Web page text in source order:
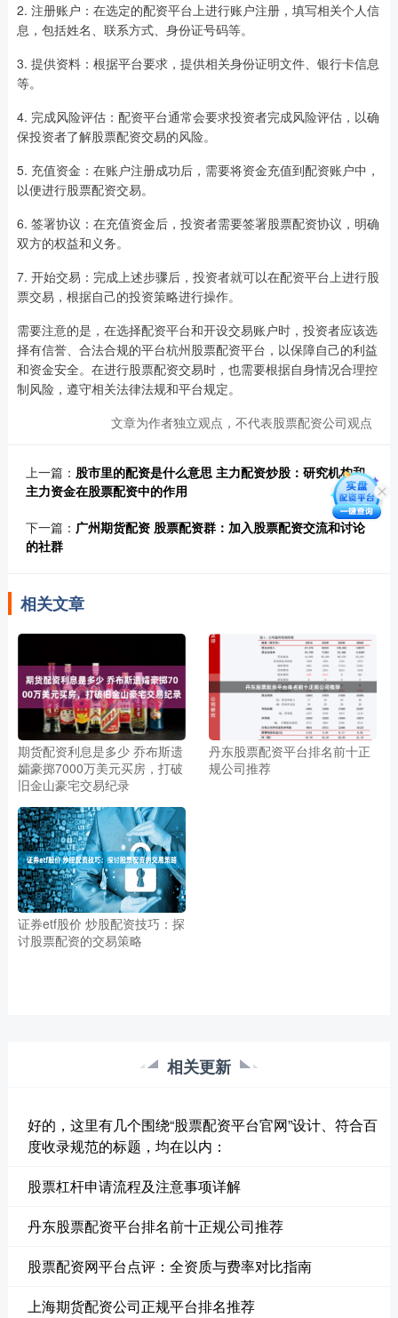
2. 注册账户：在选定的配资平台上进行账户注册，填写相关个人信
息，包括姓名、联系方式、身份证号码等。
3. 提供资料：根据平台要求，提供相关身份证明文件、银行卡信息
等。
4. 完成风险评估：配资平台通常会要求投资者完成风险评估，以确
保投资者了解股票配资交易的风险。
5. 充值资金：在账户注册成功后，需要将资金充值到配资账户中，
以便进行股票配资交易。
6. 签署协议：在充值资金后，投资者需要签署股票配资协议，明确
双方的权益和义务。
7. 开始交易：完成上述步骤后，投资者就可以在配资平台上进行股
票交易，根据自己的投资策略进行操作。
需要注意的是，在选择配资平台和开设交易账户时，投资者应该选
择有信誉、合法合规的平台杭州股票配资平台，以保障自己的利益
和资金安全。在进行股票配资交易时，也需要根据自身情况合理控
制风险，遵守相关法律法规和平台规定。
文章为作者独立观点，不代表股票配资公司观点
上一篇： 股市里的配资是什么意思 主力配资炒股：研究机构和
主力资金在股票配资中的作用
下一篇： 广州期货配资 股票配资群：加入股票配资交流和讨论
的社群
相关文章
期货配资利息是多少 乔布斯遗
孀豪掷7000万美元买房，打破
旧金山豪宅交易纪录
丹东股票配资平台排名前十正
规公司推荐
证券etf股价 炒股配资技巧：探
讨股票配资的交易策略
相关更新
好的，这里有几个围绕“股票配资平台官网”设计、符合百
度收录规范的标题，均在以内：
股票杠杆申请流程及注意事项详解
丹东股票配资平台排名前十正规公司推荐
股票配资网平台点评：全资质与费率对比指南
上海期货配资公司正规平台排名推荐